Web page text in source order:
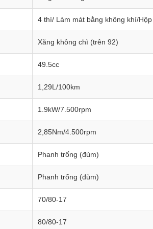
4 thì/ Làm mát bằng không khí/
Xăng không chì (trên 92)
49.5cc
1,29L/100km
1.9kW/7.500rpm
2,85Nm/4.500rpm
Phanh trống (đùm)
Phanh trống (đùm)
70/80-17
80/80-17
chiếu sáng phía trước đem lại ánh sáng